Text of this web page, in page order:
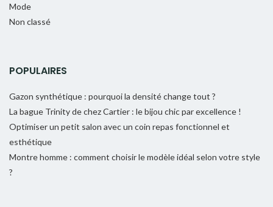
Mode
Non classé
POPULAIRES
Gazon synthétique : pourquoi la densité change tout ?
La bague Trinity de chez Cartier : le bijou chic par excellence !
Optimiser un petit salon avec un coin repas fonctionnel et
esthétique
Montre homme : comment choisir le modèle idéal selon votre style
?